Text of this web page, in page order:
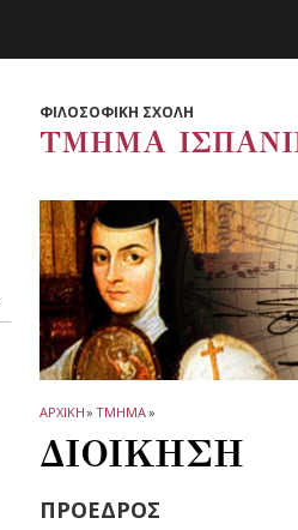
ΦΙΛΟΣΟΦΙΚΗ ΣΧΟΛΗ
ΤΜΗΜΑ
ΑΡΧΙΚΗ» ΤΜΗΜΑ»
ΔΙΟΙΚΗΣΗ
ΠΡΟΕΔΡΟΣ